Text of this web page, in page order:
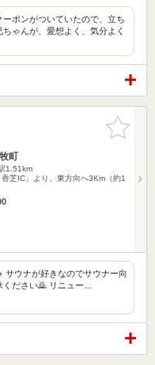
ポンがついていたので、立ち
ゃんが、愛想よく、気分よく
お気に入
りに追加
町
1.51km
香芝IC」より、東方向へ3Km（約1
サウナが好きなのでサウナー向
ださい🙇 リニュー…